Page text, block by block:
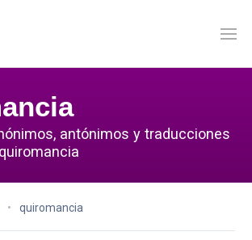
antónimos y traducciones
quiromancia